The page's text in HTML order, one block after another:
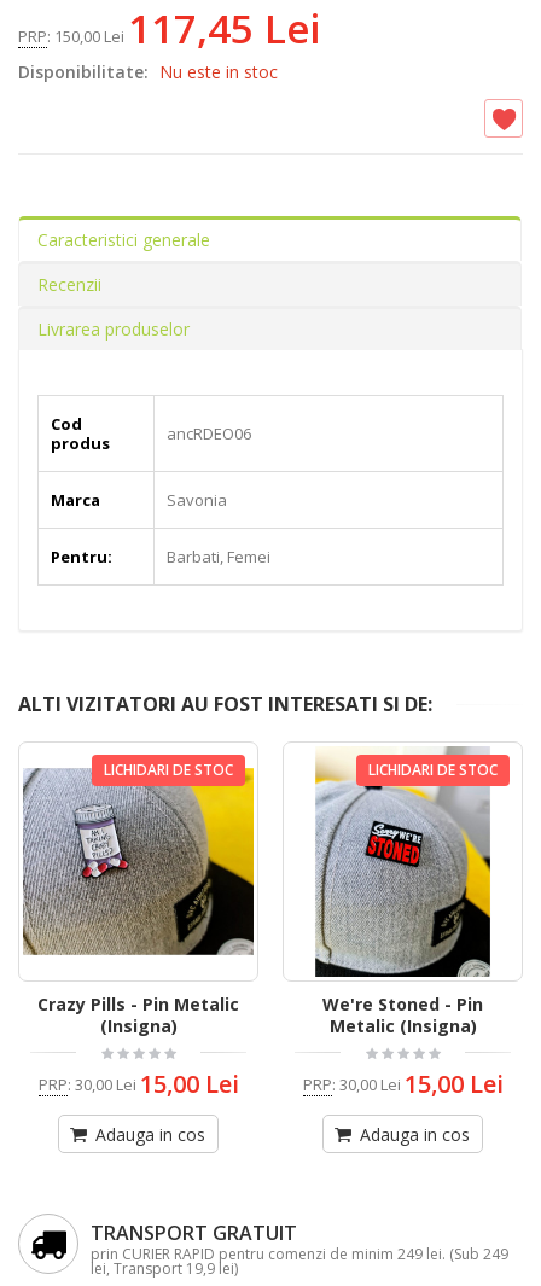
PRP: 150,00 Lei 117,45 Lei
Disponibilitate: Nu este in stoc
Caracteristici generale
Recenzii
Livrarea produselor
Cod
produs
ancRDEO06
Marca Savonia
Pentru: Barbati, Femei
ALTI VIZITATORI AU FOST INTERESATI SI DE:
LICHIDARI DE STOC
Crazy Pills - Pin Metalic
(Insigna)
PRP: 30,00 Lei 15,00 Lei
Adauga in cos
LICHIDARI DE STOC
We're Stoned - Pin
Metalic (Insigna)
PRP: 30,00 Lei 15,00 Lei
Adauga in cos
TRANSPORT GRATUIT
prin CURIER RAPID pentru comenzi de minim 249 lei. (Sub 249
lei, Transport 19,9 lei)